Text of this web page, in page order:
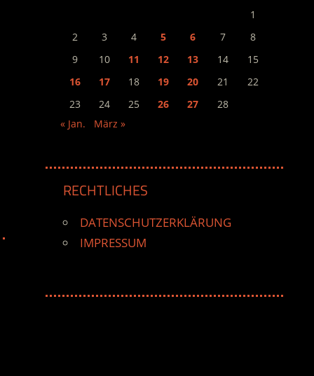
1
2
3 4 5 6 7
8
9
10 11 12 13 14
15
16
17 18 19 20 21
22
23
24 25 26 27
28
« Jan.
März »
RECHTLICHES
DATENSCHUTZERKLÄRUNG
IMPRESSUM